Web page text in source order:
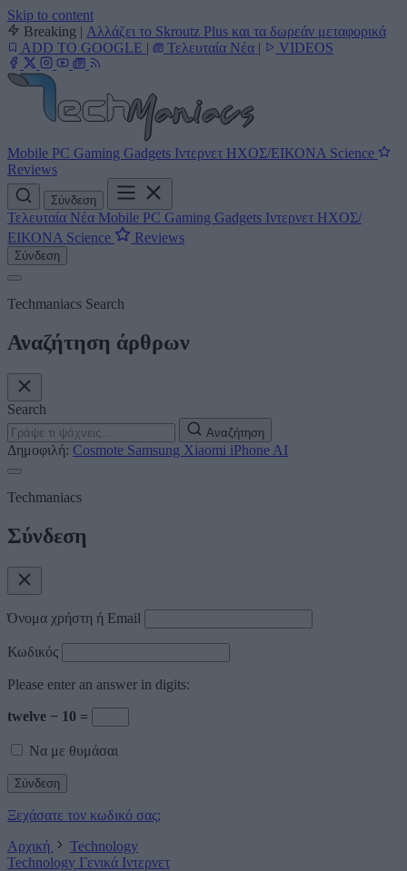
Skip to content
Breaking | Αλλάζει το Skroutz Plus και τα δωρεάν μεταφορικά
ADD TO GOOGLE | Τελευταία Νέα | VIDEOS
Mobile PC Gaming Gadgets Ιντερνετ ΗΧΟΣ/ΕΙΚΟΝΑ Science
Reviews
Σύνδεση
Τελευταία Νέα Mobile PC Gaming Gadgets Ιντερνετ ΗΧΟΣ/
ΕΙΚΟΝΑ Science Reviews
Σύνδεση
Techmaniacs Search
Αναζήτηση άρθρων
Search
Αναζήτηση
Δημοφιλή: Cosmote Samsung Xiaomi iPhone AI
Techmaniacs
Σύνδεση
Όνομα χρήστη ή Email
Κωδικός
Please enter an answer in digits:
twelve − 10 =
Να με θυμάσαι
Ξεχάσατε τον κωδικό σας;
Αρχική
Technology
Technology Γενικά Ιντερνετ